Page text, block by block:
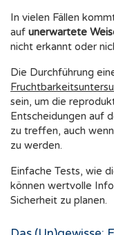
In vielen Fällen
auf unerwartete
nicht erkannt oder
Die Durchführung
sein, um die
Entscheidungen auf
zu treffen, auch
zu werden.
Einfache Tests, wie
können wertvolle
Sicherheit zu planen.